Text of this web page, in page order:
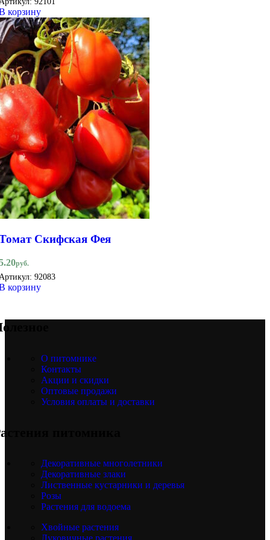
корзину
Скифская Фея
руб.
92083
корзину
О питомнике
Контакты
Акции и скидки
Оптовые продажи
Условия оплаты и доставки
питомника
Декоративные многолетники
Декоративные злаки
Лиственные кустарники и деревья
Розы
Растения для водоема
Хвойные растения
Луковичные растения